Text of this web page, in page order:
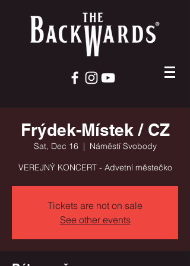
Frýdek-Místek / CZ
Sat, Dec 16
  |
Náměstí Svobody
VEREJNÝ KONCERT - Advetní městečko
Tickets are not on sale
See other events